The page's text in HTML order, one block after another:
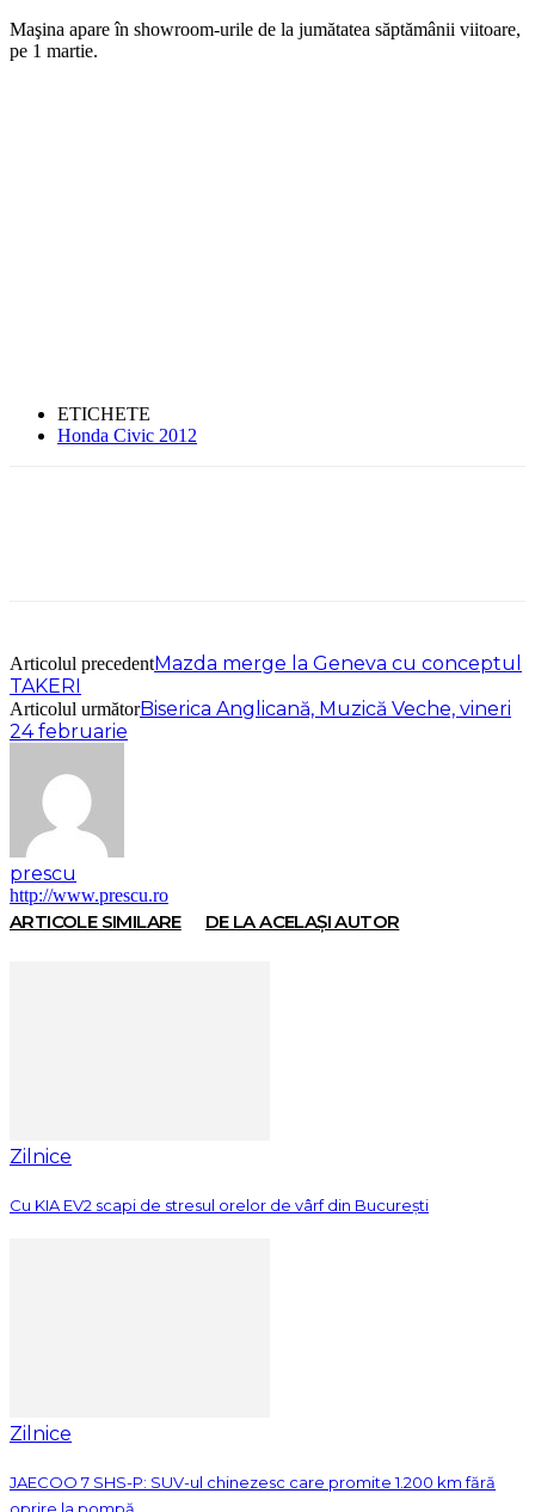
Maşina apare în showroom-urile de la jumătatea săptămânii viitoare,
pe 1 martie.
ETICHETE
Honda Civic 2012
Articolul precedentMazda merge la Geneva cu conceptul
TAKERI
Articolul următorBiserica Anglicană, Muzică Veche, vineri
24 februarie
prescu
http://www.prescu.ro
ARTICOLE SIMILARE DE LA ACELAȘI AUTOR
Zilnice
Cu KIA EV2 scapi de stresul orelor de vârf din București
Zilnice
JAECOO 7 SHS-P: SUV-ul chinezesc care promite 1.200 km fără